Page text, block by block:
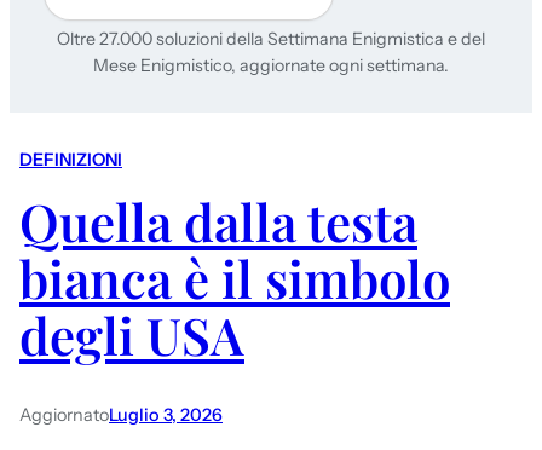
Oltre 27.000 soluzioni della Settimana Enigmistica e del
Mese Enigmistico, aggiornate ogni settimana.
DEFINIZIONI
Quella dalla testa
bianca è il simbolo
degli USA
AggiornatoLuglio 3, 2026